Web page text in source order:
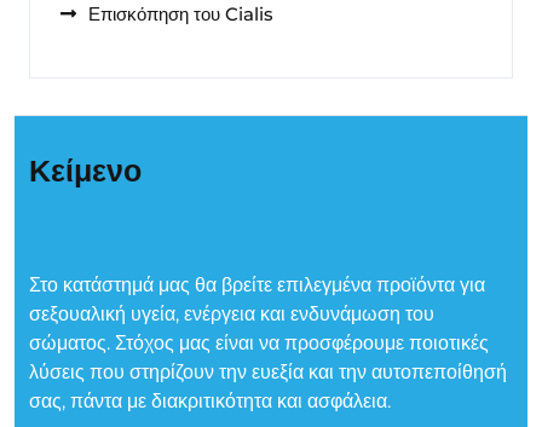
Επισκόπηση του Cialis
Κείμενο
Στο κατάστημά μας θα βρείτε επιλεγμένα προϊόντα για
σεξουαλική υγεία, ενέργεια και ενδυνάμωση του
σώματος. Στόχος μας είναι να προσφέρουμε ποιοτικές
λύσεις που στηρίζουν την ευεξία και την αυτοπεποίθησή
σας, πάντα με διακριτικότητα και ασφάλεια.